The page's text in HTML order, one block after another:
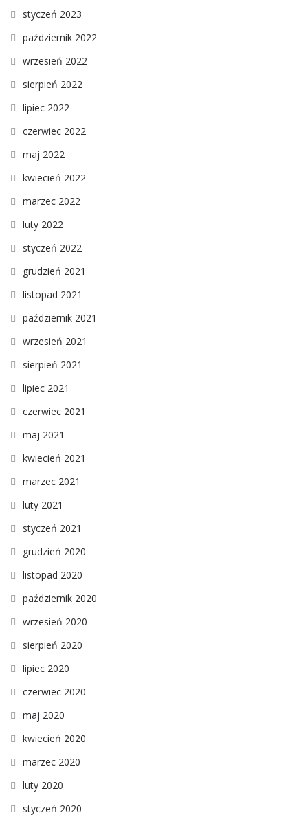
styczeń 2023
październik 2022
wrzesień 2022
sierpień 2022
lipiec 2022
czerwiec 2022
maj 2022
kwiecień 2022
marzec 2022
luty 2022
styczeń 2022
grudzień 2021
listopad 2021
październik 2021
wrzesień 2021
sierpień 2021
lipiec 2021
czerwiec 2021
maj 2021
kwiecień 2021
marzec 2021
luty 2021
styczeń 2021
grudzień 2020
listopad 2020
październik 2020
wrzesień 2020
sierpień 2020
lipiec 2020
czerwiec 2020
maj 2020
kwiecień 2020
marzec 2020
luty 2020
styczeń 2020